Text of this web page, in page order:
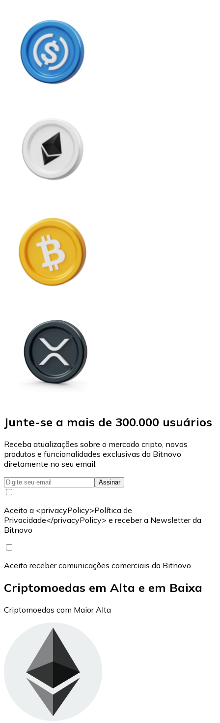
Junte-se a mais de 300.000 usuários
Receba atualizações sobre o mercado cripto, novos
produtos e funcionalidades exclusivas da Bitnovo
diretamente no seu email.
Assinar
Aceito a <privacyPolicy>Política de
Privacidade</privacyPolicy> e receber a Newsletter da
Bitnovo
Aceito receber comunicações comerciais da Bitnovo
Criptomoedas em Alta e em Baixa
Criptomoedas com Maior Alta